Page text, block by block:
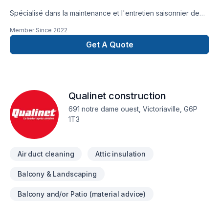
Spécialisé dans la maintenance et l'entretien saisonnier de
résidentielles. salle de bain, cuisine, sous-sol, garage.
Plancher, isolation, gypse, division intérieure, moulure et
cadrage, peinture, porte et fenêtre, revêtement extérieur,
Member Since 2022
Get A Quote
Qualinet construction
691 notre dame ouest, Victoriaville, G6P
1T3
Air duct cleaning Attic insulation
Balcony & Landscaping
Balcony and/or Patio (material advice)